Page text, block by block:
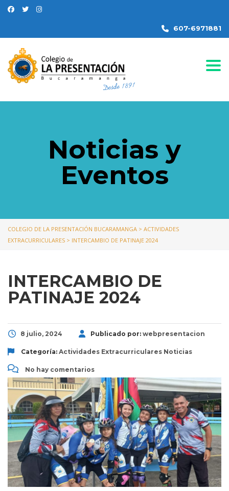
607-6971881
Noticias y
Eventos
COLEGIO DE LA PRESENTACIÓN BUCARAMANGA > ACTIVIDADES
EXTRACURRICULARES > INTERCAMBIO DE PATINAJE 2024
INTERCAMBIO DE
PATINAJE 2024
8 julio, 2024 Publicado por: webpresentacion
Categoría: Actividades Extracurriculares Noticias
No hay comentarios